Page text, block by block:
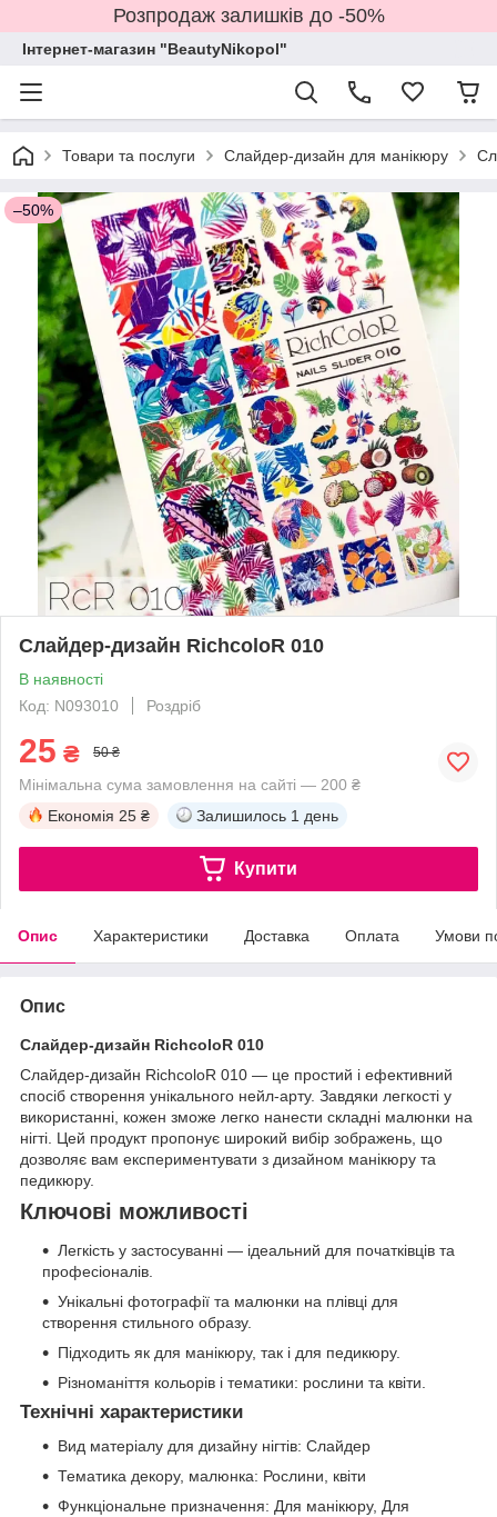
Розпродаж залишків до -50%
Інтернет-магазин "BeautyNikopol"
Товари та послуги Слайдер-дизайн для манікюру
–50%
Слайдер-дизайн RichcoloR 010
В наявності
Код: N093010
Роздріб
25 ₴ 50 ₴
Мінімальна сума замовлення на сайті — 200 ₴
Економія 25 ₴ Залишилось 1 день
Купити
Опис Характеристики Доставка Оплата Умови
Опис
Слайдер-дизайн RichcoloR 010
Слайдер-дизайн RichcoloR 010 — це простий і ефективний
спосіб створення унікального нейл-арту. Завдяки легкості у
використанні, кожен зможе легко нанести складні малюнки на
нігті. Цей продукт пропонує широкий вибір зображень, що
дозволяє вам експериментувати з дизайном манікюру та
педикюру.
Ключові можливості
Легкість у застосуванні — ідеальний для початківців та
професіоналів.
Унікальні фотографії та малюнки на плівці для
створення стильного образу.
Підходить як для манікюру, так і для педикюру.
Різноманіття кольорів і тематики: рослини та квіти.
Технічні характеристики
Вид матеріалу для дизайну нігтів: Слайдер
Тематика декору, малюнка: Рослини, квіти
Функціональне призначення: Для манікюру, Для